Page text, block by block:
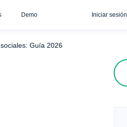
Demo Iniciar sesión
Guía 2026
la detección de contenidos con IA